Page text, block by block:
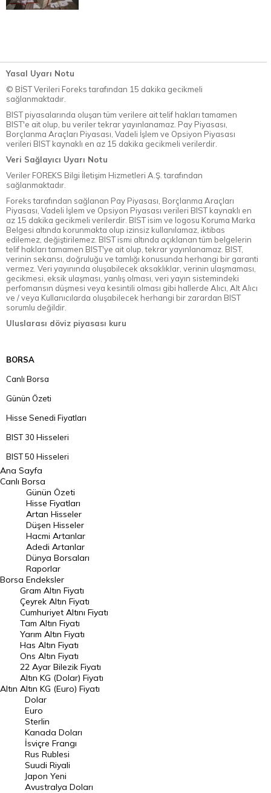
Yasal Uyarı Notu
© BİST Verileri Foreks tarafından 15 dakika gecikmeli
sağlanmaktadır.
BIST piyasalarında oluşan tüm verilere ait telif hakları tamamen
BIST'e ait olup, bu veriler tekrar yayınlanamaz. Pay Piyasası,
Borçlanma Araçları Piyasası, Vadeli İşlem ve Opsiyon Piyasası
verileri BIST kaynaklı en az 15 dakika gecikmeli verilerdir.
Veri Sağlayıcı Uyarı Notu
Veriler FOREKS Bilgi İletişim Hizmetleri A.Ş. tarafından
sağlanmaktadır.
Foreks tarafından sağlanan Pay Piyasası, Borçlanma Araçları
Piyasası, Vadeli İşlem ve Opsiyon Piyasası verileri BIST kaynaklı en
az 15 dakika gecikmeli verilerdir. BIST isim ve logosu Koruma Marka
Belgesi altında korunmakta olup izinsiz kullanılamaz, iktibas
edilemez, değiştirilemez. BIST ismi altında açıklanan tüm belgelerin
telif hakları tamamen BIST'ye ait olup, tekrar yayınlanamaz. BIST,
verinin sekansı, doğruluğu ve tamlığı konusunda herhangi bir garanti
vermez. Veri yayınında oluşabilecek aksaklıklar, verinin ulaşmaması,
gecikmesi, eksik ulaşması, yanlış olması, veri yayın sistemindeki
perfomansın düşmesi veya kesintili olması gibi hallerde Alıcı, Alt Alıcı
ve / veya Kullanıcılarda oluşabilecek herhangi bir zarardan BIST
sorumlu değildir.
Uluslarası döviz piyasası kuru
BORSA
Canlı Borsa
Günün Özeti
Hisse Senedi Fiyatları
BIST 30 Hisseleri
BIST 50 Hisseleri
BIST 100 Hisseleri
En Çok Artan Hisseler
En Çok Düşen Hisseler
Hacmi Artanlar
Geçmiş Kapanışlar
Dünya Borsaları
Raporlar
Endeksler
DÖVİZ
Döviz Kuru
Dolar Kuru
Euro Kuru
Pound Kuru
Frank Kuru
Riyal Kuru
Avustralya Doları
Ana Sayfa
Canlı Borsa
Borsa
Günün Özeti
Hisse Fiyatları
Artan Hisseler
Düşen Hisseler
Hacmi Artanlar
Adedi Artanlar
Dünya Borsaları
Raporlar
Endeksler
Altın
Gram Altın Fiyatı
Çeyrek Altın Fiyatı
Cumhuriyet Altını Fiyatı
Tam Altın Fiyatı
Yarım Altın Fiyatı
Has Altın Fiyatı
Ons Altın Fiyatı
22 Ayar Bilezik Fiyatı
Altın KG (Dolar) Fiyatı
Altın KG (Euro) Fiyatı
Dolar
Euro
Sterlin
Kanada Doları
İsviçre Frangı
Rus Rublesi
Suudi Riyali
Japon Yeni
Avustralya Doları